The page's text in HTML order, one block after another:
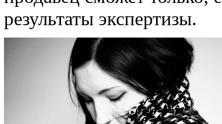
результаты экспертизы.